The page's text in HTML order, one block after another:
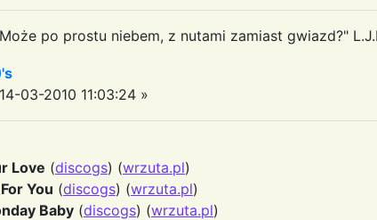
po prostu niebem, z nutami zamiast gwiazd?"
14-03-2010 11:03:24 »
Love (discogs) (wrzuta.pl)
You (discogs) (wrzuta.pl)
Baby (discogs) (wrzuta.pl)